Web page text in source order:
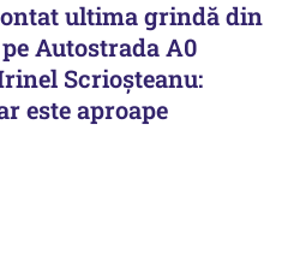
ultima grindă din
Autostrada A0
Scrioșteanu:
este aproape